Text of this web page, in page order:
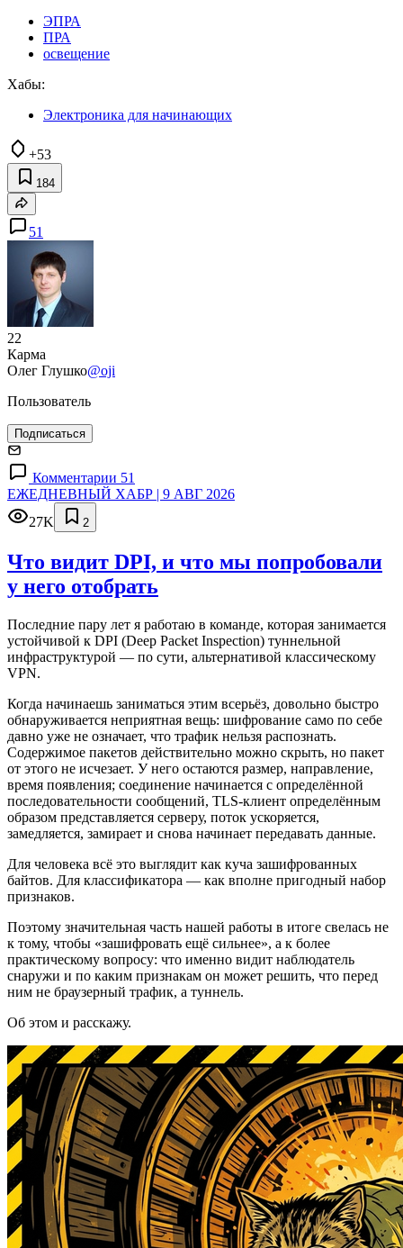
ЭПРА
ПРА
освещение
Хабы:
Электроника для начинающих
+53
184
51
22
Карма
Олег Глушко@oji
Пользователь
Подписаться
Комментарии 51
ЕЖЕДНЕВНЫЙ ХАБР | 9 АВГ 2026
27K
2
Что видит DPI, и что мы попробовали
у него отобрать
Последние пару лет я работаю в команде, которая занимается
устойчивой к DPI (Deep Packet Inspection) туннельной
инфраструктурой — по сути, альтернативой классическому
VPN.
Когда начинаешь заниматься этим всерьёз, довольно быстро
обнаруживается неприятная вещь: шифрование само по себе
давно уже не означает, что трафик нельзя распознать.
Содержимое пакетов действительно можно скрыть, но пакет
от этого не исчезает. У него остаются размер, направление,
время появления; соединение начинается с определённой
последовательности сообщений, TLS-клиент определённым
образом представляется серверу, поток ускоряется,
замедляется, замирает и снова начинает передавать данные.
Для человека всё это выглядит как куча зашифрованных
байтов. Для классификатора — как вполне пригодный набор
признаков.
Поэтому значительная часть нашей работы в итоге свелась не
к тому, чтобы «зашифровать ещё сильнее», а к более
практическому вопросу: что именно видит наблюдатель
снаружи и по каким признакам он может решить, что перед
ним не браузерный трафик, а туннель.
Об этом и расскажу.